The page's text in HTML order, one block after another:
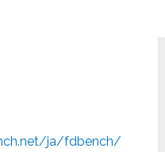
ja/fdbench/